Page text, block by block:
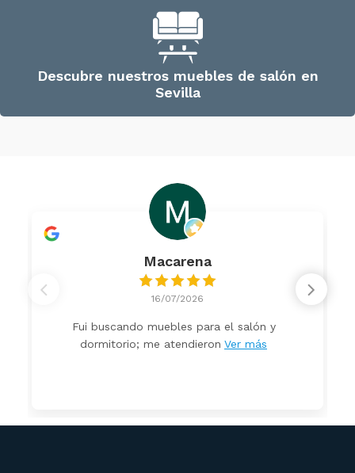
Descubre nuestros muebles de salón en
Sevilla
Macarena
16/07/2026
Fui buscando muebles para el salón y
dormitorio; me atendieron Ver más